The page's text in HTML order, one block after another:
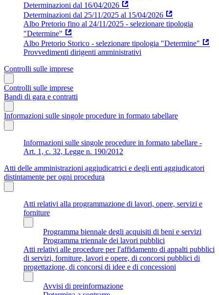
Determinazioni dal 16/04/2026
Determinazioni dal 25/11/2025 al 15/04/2026
Albo Pretorio fino al 24/11/2025 - selezionare tipologia
"Determine"
Albo Pretorio Storico - selezionare tipologia "Determine"
Provvedimenti dirigenti amministrativi
Controlli sulle imprese
Controlli sulle imprese
Bandi di gara e contratti
Informazioni sulle singole procedure in formato tabellare
Informazioni sulle singole procedure in formato tabellare -
Art. 1, c. 32, Legge n. 190/2012
Atti delle amministrazioni aggiudicatrici e degli enti aggiudicatori
distintamente per ogni procedura
Atti relativi alla programmazione di lavori, opere, servizi e
forniture
Programma biennale degli acquisiti di beni e servizi
Programma triennale dei lavori pubblici
Atti relativi alle procedure per l'affidamento di appalti pubblici
di servizi, forniture, lavori e opere, di concorsi pubblici di
progettazione, di concorsi di idee e di concessioni
Avvisi di preinformazione